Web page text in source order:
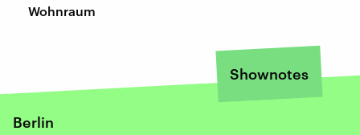
Wohnraum
Shownotes
Berlin